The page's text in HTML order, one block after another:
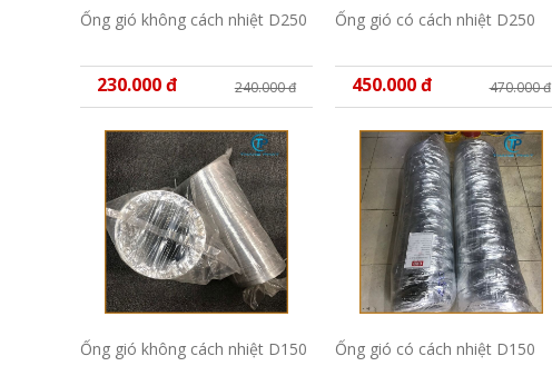
Ống gió không cách nhiệt D250
230.000 đ 240.000 đ
Ống gió có cách nhiệt D250
450.000 đ 470.000 đ
Ống gió không cách nhiệt D150 Ống gió có cách nhiệt D150